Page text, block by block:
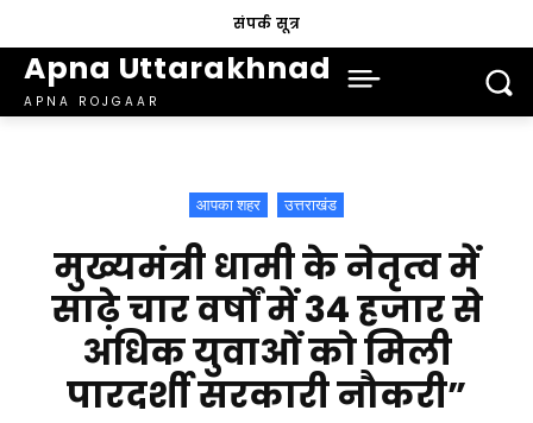
संपर्क सूत्र
Apna Uttarakhnad
APNA ROJGAAR
आपका शहर उत्तराखंड
मुख्यमंत्री धामी के नेतृत्व में
साढ़े चार वर्षों में 34 हजार से
अधिक युवाओं को मिली
पारदर्शी सरकारी नौकरी”